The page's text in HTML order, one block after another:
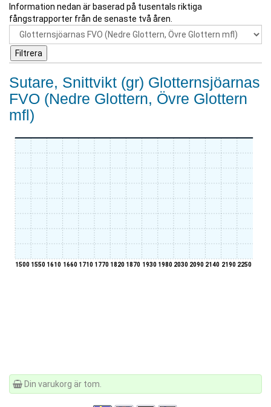
Information nedan är baserad på tusentals riktiga
fångstrapporter från de senaste två åren.
Sutare, Snittvikt (gr) Glotternsjöarnas
FVO (Nedre Glottern, Övre Glottern
mfl)
1500 1550 1610 1660 1710 1770 1820 1870 1930 1980 2030 2090 2140 2190 2250
Din varukorg är tom.